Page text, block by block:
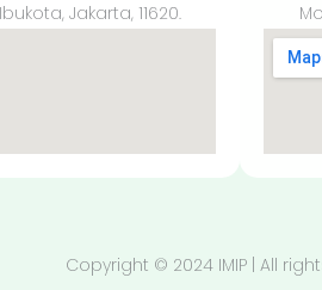
Jakarta, 11620.
Copyright © 2024 IMIP | All